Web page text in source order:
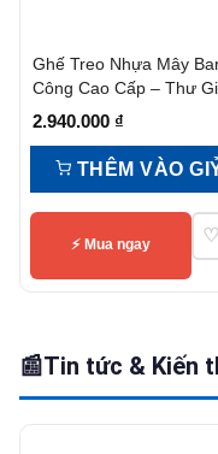
Ghế Treo Nhựa Mây
Công Cao Cấp – Thư
Bền Đẹp, Giá Tốt
2.940.000 ₫
THÊM VÀO
⚡ Mua ngay ♡
📰Tin tức & Kiến